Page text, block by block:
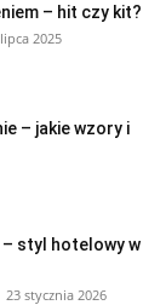
– hit czy kit?
2025
– jakie wzory i
– styl hotelowy w
23 stycznia 2026